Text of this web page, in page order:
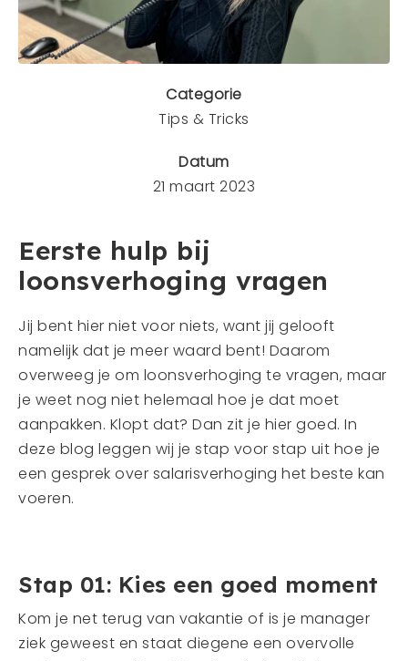
Mens en dier
Veelgestelde vragenContact
Categorie
Tips & Tricks
Datum
21 maart 2023
Eerste hulp bij
loonsverhoging vragen
Jij bent hier niet voor niets, want jij gelooft
namelijk dat je meer waard bent! Daarom
overweeg je om loonsverhoging te vragen, maar
je weet nog niet helemaal hoe je dat moet
aanpakken. Klopt dat? Dan zit je hier goed. In
deze blog leggen wij je stap voor stap uit hoe je
een gesprek over salarisverhoging het beste kan
voeren.
Stap 01: Kies een goed moment
Kom je net terug van vakantie of is je manager
ziek geweest en staat diegene een overvolle